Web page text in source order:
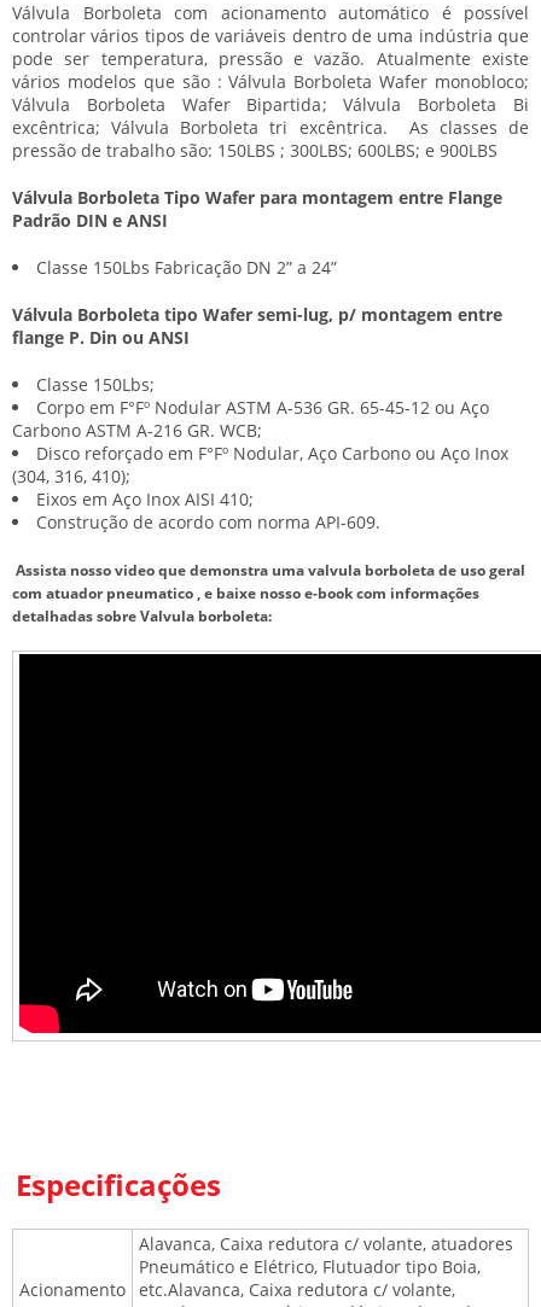
Válvula Borboleta com acionamento automático é possível
controlar vários tipos de variáveis dentro de uma indústria que
pode ser temperatura, pressão e vazão. Atualmente existe
vários modelos que são : Válvula Borboleta Wafer monobloco;
Válvula Borboleta Wafer Bipartida; Válvula Borboleta Bi
excêntrica; Válvula Borboleta tri excêntrica. As classes de
pressão de trabalho são: 150LBS ; 300LBS; 600LBS; e 900LBS
Válvula Borboleta Tipo Wafer para montagem entre Flange
Padrão DIN e ANSI
Classe 150Lbs Fabricação DN 2” a 24”
Válvula Borboleta tipo Wafer semi-lug, p/ montagem entre
flange P. Din ou ANSI
Classe 150Lbs;
Corpo em F°Fº Nodular ASTM A-536 GR. 65-45-12 ou Aço
Carbono ASTM A-216 GR. WCB;
Disco reforçado em F°Fº Nodular, Aço Carbono ou Aço Inox
(304, 316, 410);
Eixos em Aço Inox AISI 410;
Construção de acordo com norma API-609.
Assista nosso video que demonstra uma valvula borboleta de uso geral
com atuador pneumatico , e baixe nosso e-book com informações
detalhadas sobre Valvula borboleta:
Especificações
Acionamento
Alavanca, Caixa redutora c/ volante, atuadores
Pneumático e Elétrico, Flutuador tipo Boia,
etc.Alavanca, Caixa redutora c/ volante,